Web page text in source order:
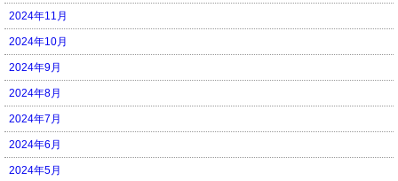
2024年11月
2024年10月
2024年9月
2024年8月
2024年7月
2024年6月
2024年5月